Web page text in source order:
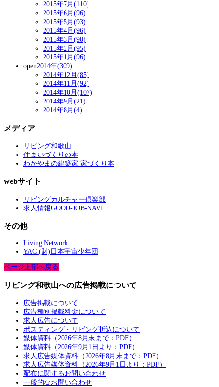
2015年7月(110)
2015年6月(96)
2015年5月(93)
2015年4月(96)
2015年3月(90)
2015年2月(95)
2015年1月(96)
open2014年(309)
2014年12月(85)
2014年11月(92)
2014年10月(107)
2014年9月(21)
2014年8月(4)
メディア
リビング和歌山
住まいづくりの本
わかやまの建築家 家づくり本
webサイト
リビングカルチャー倶楽部
求人情報GOOD-JOB-NAVI
その他
Living Network
YAC (財)日本宇宙少年団
ページ上部へ戻る
リビング和歌山への広告掲載について
広告掲載について
広告種別掲載料金について
求人広告について
ポスティング・リビング折込について
媒体資料（2026年8月末まで：PDF）
媒体資料（2026年9月1日より：PDF）
求人広告媒体資料（2026年8月末まで：PDF）
求人広告媒体資料（2026年9月1日より：PDF）
配布に関するお問い合わせ
一般的なお問い合わせ